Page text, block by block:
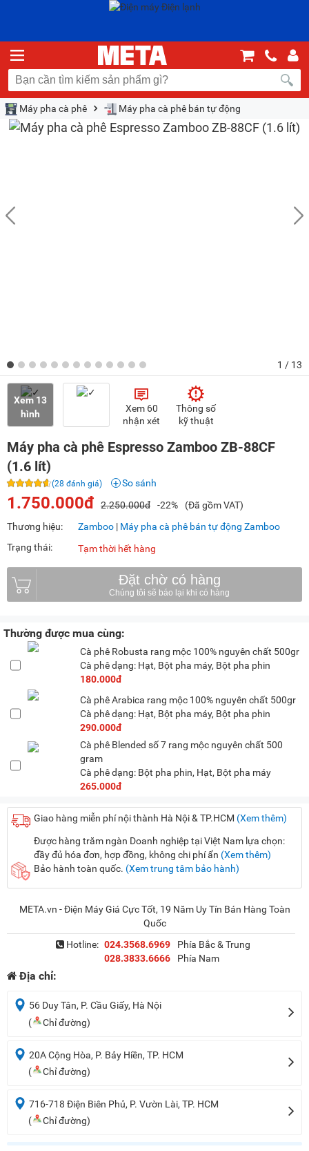
Máy pha cà phê Máy pha cà phê bán tự động
1 / 13
Xem 13
hình
Xem 60
nhận xét
Thông số
kỹ thuật
Máy pha cà phê Espresso Zamboo ZB-88CF
(1.6 lít)
(28 đánh giá) So sánh
1.750.000đ 2.250.000đ -22%
(Đã gồm VAT)
Thương hiệu:
Zamboo | Máy pha cà phê bán tự động Zamboo
Trạng thái:
Tạm thời hết hàng
Đặt chờ có hàng
Thường được mua cùng:
Cà phê Robusta rang mộc 100% nguyên chất 500gr
Cà phê dạng: Hạt, Bột pha máy, Bột pha phin
180.000đ
Cà phê Arabica rang mộc 100% nguyên chất 500gr
Cà phê dạng: Hạt, Bột pha máy, Bột pha phin
290.000đ
Cà phê Blended số 7 rang mộc nguyên chất 500
gram
Cà phê dạng: Bột pha phin, Hạt, Bột pha máy
265.000đ
Giao hàng miễn phí nội thành Hà Nội & TP.HCM (Xem thêm)
Được hàng trăm ngàn Doanh nghiệp tại Việt Nam lựa chọn:
đầy đủ hóa đơn, hợp đồng, không chi phí ẩn (Xem thêm)
Bảo hành toàn quốc. (Xem trung tâm bảo hành)
META.vn - Điện Máy Giá Cực Tốt, 19 Năm Uy Tín Bán Hàng Toàn
Quốc
Hotline: 024.3568.6969
Phía Bắc & Trung
028.3833.6666
Phía Nam
Địa chỉ:
56 Duy Tân, P. Cầu Giấy, Hà Nội
(
Chỉ đường)
20A Cộng Hòa, P. Bảy Hiền, TP. HCM
(
Chỉ đường)
716-718 Điện Biên Phủ, P. Vườn Lài, TP. HCM
(
Chỉ đường)